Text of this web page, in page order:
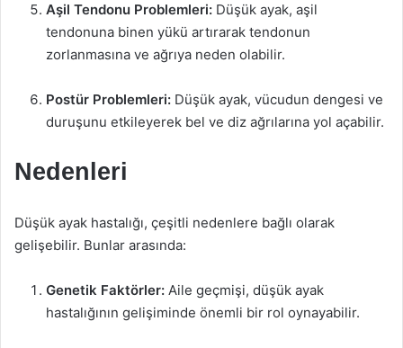
Aşil Tendonu Problemleri: Düşük ayak, aşil
tendonuna binen yükü artırarak tendonun
zorlanmasına ve ağrıya neden olabilir.
Postür Problemleri: Düşük ayak, vücudun dengesi ve
duruşunu etkileyerek bel ve diz ağrılarına yol açabilir.
Nedenleri
Düşük ayak hastalığı, çeşitli nedenlere bağlı olarak
gelişebilir. Bunlar arasında:
Genetik Faktörler: Aile geçmişi, düşük ayak
hastalığının gelişiminde önemli bir rol oynayabilir.